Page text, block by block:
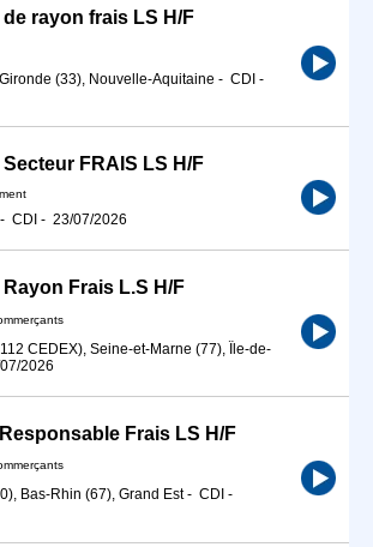
rayon frais LS H/F
(33), Nouvelle-Aquitaine - CDI -
FRAIS LS H/F
- CDI - 23/07/2026
Frais L.S H/F
CEDEX), Seine-et-Marne (77), Île-de-
2026
Frais LS H/F
Bas-Rhin (67), Grand Est- CDI -